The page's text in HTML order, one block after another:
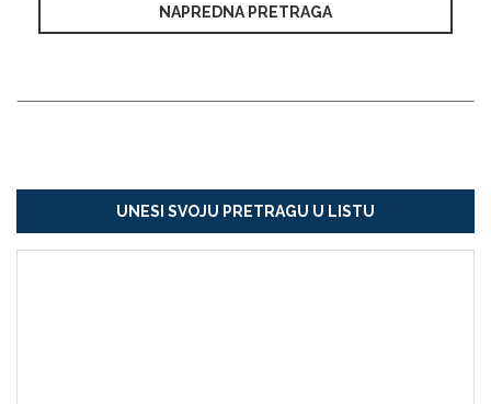
NAPREDNA PRETRAGA
UNESI SVOJU PRETRAGU U LISTU